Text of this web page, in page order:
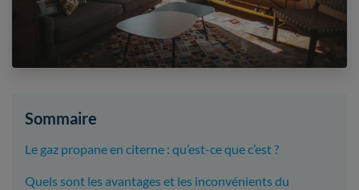
Sommaire
Le gaz propane en citerne : qu’est-ce que c’est ?
Quels sont les avantages et les inconvénients du